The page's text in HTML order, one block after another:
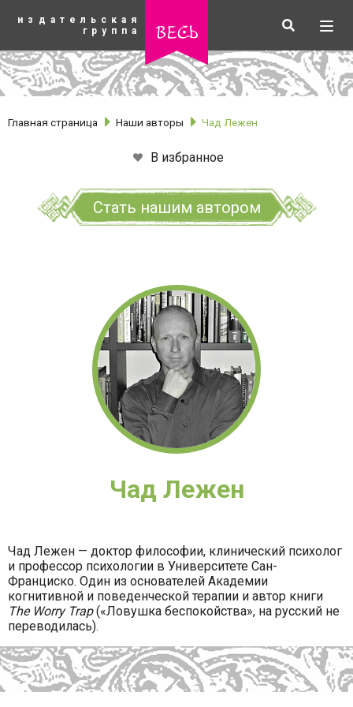
основному
издательская
группа
весь Искать
рубрики
Главная страница Наши авторы Чад Лежен
В избранное
Стать нашим автором
Чад Лежен
Чад Лежен — доктор философии, клинический психолог
и профессор психологии в Университете Сан-
Франциско. Один из основателей Академии
когнитивной и поведенческой терапии и автор книги
The Worry Trap(«Ловушка беспокойства», на русский не
переводилась).